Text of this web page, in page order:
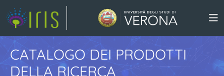
CATALOGO DEI PRODOTTI
DELLA RICERCA